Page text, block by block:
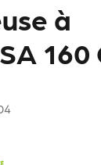
à
160